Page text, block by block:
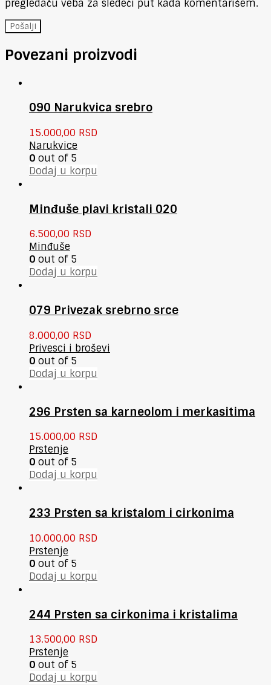
pregledaču veba za sledeći put kada komentarišem.
Povezani proizvodi
090 Narukvica srebro
15.000,00 RSD
Narukvice
0 out of 5
Dodaj u korpu
Minđuše plavi kristali 020
6.500,00 RSD
Minđuše
0 out of 5
Dodaj u korpu
079 Privezak srebrno srce
8.000,00 RSD
Privesci i broševi
0 out of 5
Dodaj u korpu
296 Prsten sa karneolom i merkasitima
15.000,00 RSD
Prstenje
0 out of 5
Dodaj u korpu
233 Prsten sa kristalom i cirkonima
10.000,00 RSD
Prstenje
0 out of 5
Dodaj u korpu
244 Prsten sa cirkonima i kristalima
13.500,00 RSD
Prstenje
0 out of 5
Dodaj u korpu